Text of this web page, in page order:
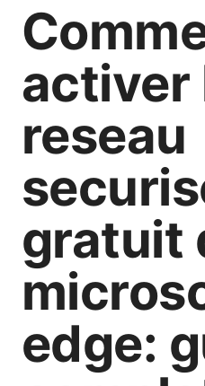
activer
reseau
gratuit
edge: